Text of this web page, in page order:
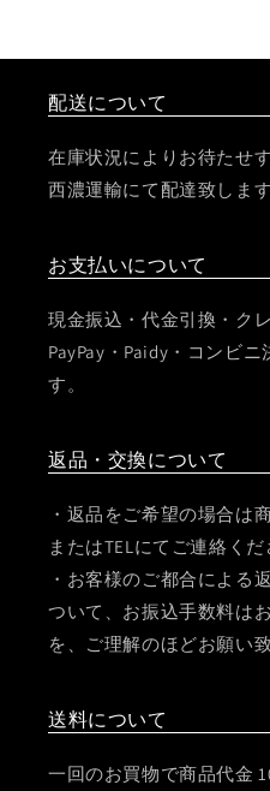
配送について
在庫状況によりお待たせ
西濃運輸にて配達致します
お支払いについて
現金振込・代金引換・ク
PayPay・Paidy・コンビ
す。
返品・交換について
・返品をご希望の場合は
またはTELにてご連絡くだ
・お客様のご都合による
ついて、お振込手数料は
を、ご理解のほどお願い
送料について
一回のお買物で商品代金